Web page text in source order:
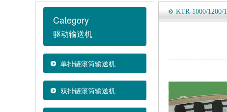
Category
驱动输送机
单排链滚筒输送机
双排链滚筒输送机
KTR-1000/1200/